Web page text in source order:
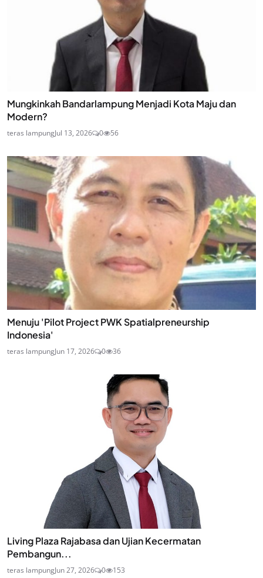
Mungkinkah Bandarlampung Menjadi Kota Maju dan
Modern?
teras lampungJul 13, 2026 0 56
Menuju 'Pilot Project PWK Spatialpreneurship
Indonesia'
teras lampungJun 17, 2026 0 36
Living Plaza Rajabasa dan Ujian Kecermatan
Pembangun...
teras lampungJun 27, 2026 0 153